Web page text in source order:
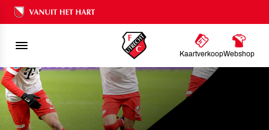
Ons nalatenschap
KaartverkoopWebshop